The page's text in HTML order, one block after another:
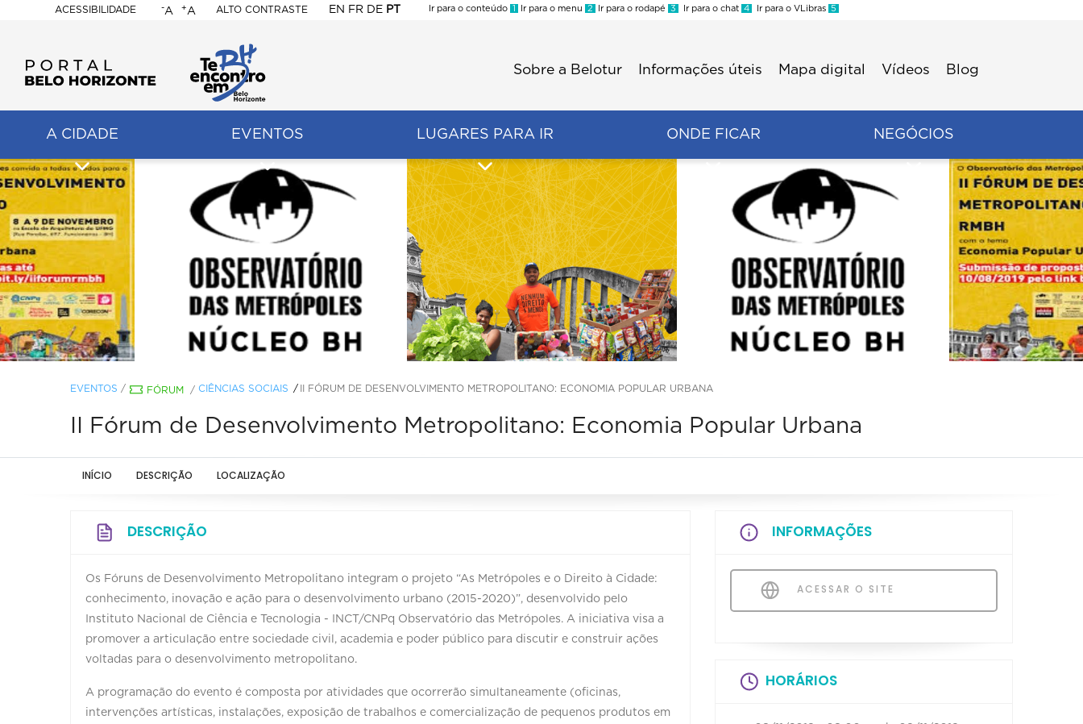
ACESSIBILIDADE
BELO
HORIZONTE
-A +A ALTO CONTRASTE EN FR DE PT
Ir para o conteúdo 1 Ir para o menu 2 Ir para o rodapé 3 Ir para o chat 4 Ir para o VLibras 5
Sobre a Belotur Informações úteis Mapa digital Vídeos Blog
A CIDADE EVENTOS LUGARES PARA IR ONDE FICAR NEGÓCIOS
EVENTOS / FÓRUM / CIÊNCIAS SOCIAIS II FÓRUM DE DESENVOLVIMENTO METROPOLITANO: ECONOMIA POPULAR URBANA
II Fórum de Desenvolvimento Metropolitano: Economia Popular Urbana
INÍCIO DESCRIÇÃO LOCALIZAÇÃO
DESCRIÇÃO
Os Fóruns de Desenvolvimento Metropolitano integram o projeto “As Metrópoles e o Direito à Cidade:
conhecimento, inovação e ação para o desenvolvimento urbano (2015-2020)”, desenvolvido pelo
Instituto Nacional de Ciência e Tecnologia - INCT/CNPq Observatório das Metrópoles. A iniciativa visa a
promover a articulação entre sociedade civil, academia e poder público para discutir e construir ações
voltadas para o desenvolvimento metropolitano.
A programação do evento é composta por atividades que ocorrerão simultaneamente (oficinas,
intervenções artísticas, instalações, exposição de trabalhos e comercialização de pequenos produtos em
INFORMAÇÕES
ACESSAR O SITE
HORÁRIOS